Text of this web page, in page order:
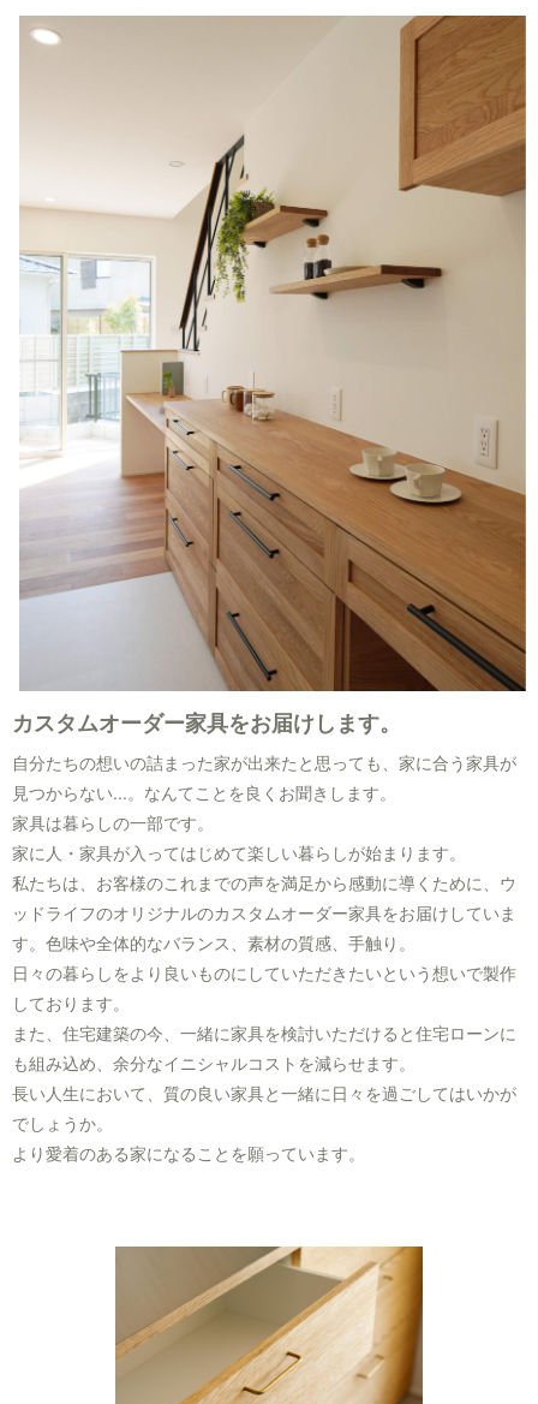
カスタムオーダー家具をお届けします。
自分たちの想いの詰まった家が出来たと思っても、家に合う家具が
見つからない...。なんてことを良くお聞きします。
家具は暮らしの一部です。
家に人・家具が入ってはじめて楽しい暮らしが始まります。
私たちは、お客様のこれまでの声を満足から感動に導くために、ウ
ッドライフのオリジナルのカスタムオーダー家具をお届けしていま
す。色味や全体的なバランス、素材の質感、手触り。
日々の暮らしをより良いものにしていただきたいという想いで製作
しております。
また、住宅建築の今、一緒に家具を検討いただけると住宅ローンに
も組み込め、余分なイニシャルコストを減らせます。
長い人生において、質の良い家具と一緒に日々を過ごしてはいかが
でしょうか。
より愛着のある家になることを願っています。